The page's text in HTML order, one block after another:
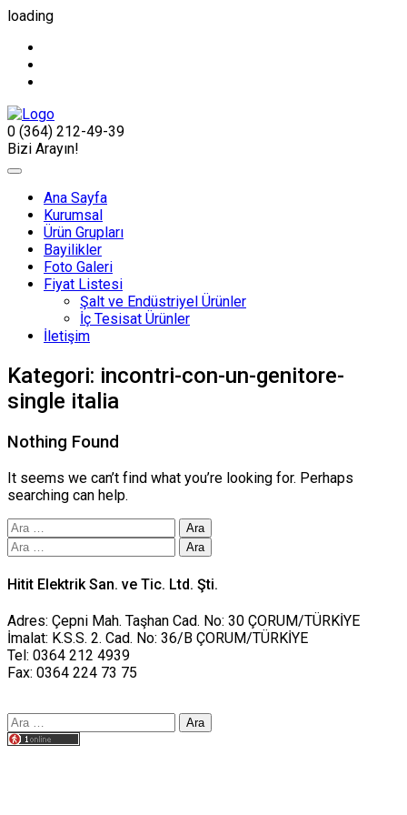
loading
0 (364) 212-49-39
Bizi Arayın!
Ana Sayfa
Kurumsal
Ürün Grupları
Bayilikler
Foto Galeri
Fiyat Listesi
Şalt ve Endüstriyel Ürünler
İç Tesisat Ürünler
İletişim
Kategori: incontri-con-un-genitore-
single italia
Nothing Found
It seems we can’t find what you’re looking for. Perhaps
searching can help.
Arama:
Arama:
Hitit Elektrik San. ve Tic. Ltd. Şti.
Adres: Çepni Mah. Taşhan Cad. No: 30 ÇORUM/TÜRKİYE
İmalat: K.S.S. 2. Cad. No: 36/B ÇORUM/TÜRKİYE
Tel: 0364 212 4939
Fax: 0364 224 73 75
Arama: